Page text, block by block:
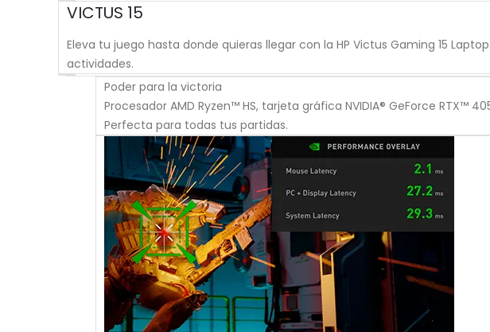
VICTUS 15
Eleva tu juego hasta donde quieras llegar con la HP Victus Gaming 15
actividades.
Poder para la victoria
Procesador AMD Ryzen™ HS, tarjeta gráfica NVIDIA® GeForce RTX™
Perfecta para todas tus partidas.